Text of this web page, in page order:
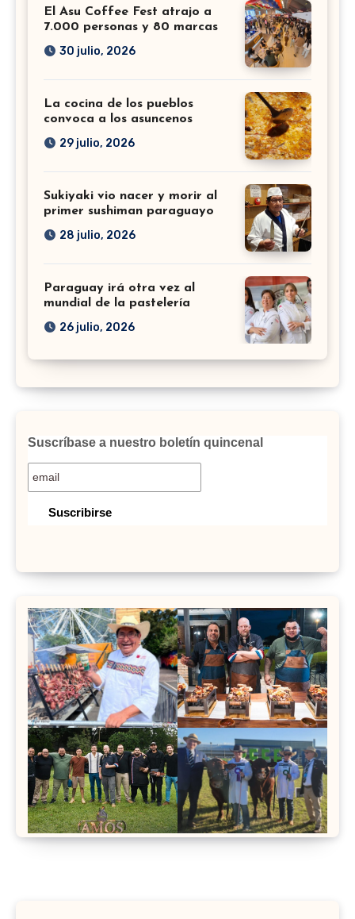
El Asu Coffee Fest atrajo a
7.000 personas y 80 marcas
30 julio, 2026
La cocina de los pueblos
convoca a los asuncenos
29 julio, 2026
Sukiyaki vio nacer y morir al
primer sushiman paraguayo
28 julio, 2026
Paraguay irá otra vez al
mundial de la pastelería
26 julio, 2026
Suscríbase a nuestro boletín quincenal